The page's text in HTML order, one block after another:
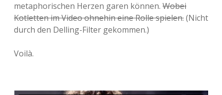
metaphorischen Herzen garen können. Wobei
Kotletten im Video ohnehin eine Rolle spielen.(Nicht
durch den Delling-Filter gekommen.)
Voilà.